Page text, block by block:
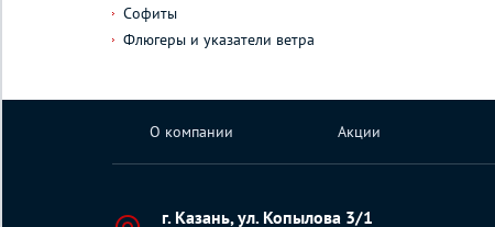
Софиты
Флюгеры и указатели ветра
О компании Акции
г. Казань, ул. Копылова 3/1